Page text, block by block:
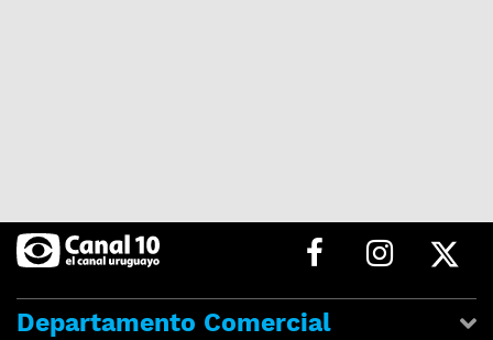
Departamento Comercial